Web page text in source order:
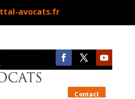
avocats.fr
Contact